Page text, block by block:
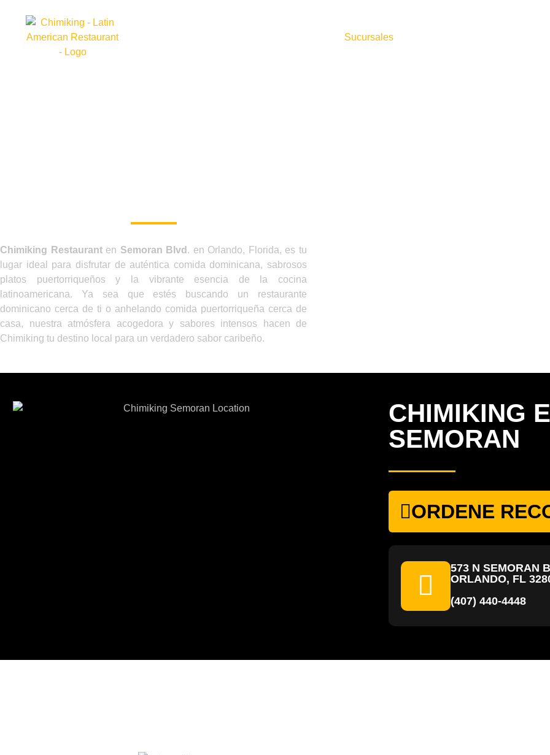
Sucursales
Chimiking Restauranten Semoran Blvd . en Orlando, Florida, es tu
lugar ideal para disfrutar de auténtica comida dominicana, sabrosos
platos puertorriqueños y la vibrante esencia de la cocina
latinoamericana. Ya sea que estés buscando un restaurante
dominicano cerca de ti o anhelando comida puertorriqueña cerca de
casa, nuestra atmósfera acogedora y sabores intensos hacen de
Chimiking tu destino local para un verdadero sabor caribeño.
CHIMIKING
SEMORAN
ORDENE
573 N SEMORAN
ORLANDO, FL
(407) 440-4448